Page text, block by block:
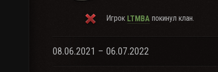
Игрок LTMBA покинул клан.
08.06.2021 – 06.07.2022